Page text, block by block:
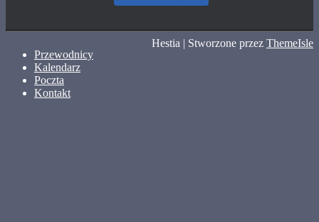
Przewodnicy
Kalendarz
Poczta
Kontakt
Hestia | Stworzone przez ThemeIsle